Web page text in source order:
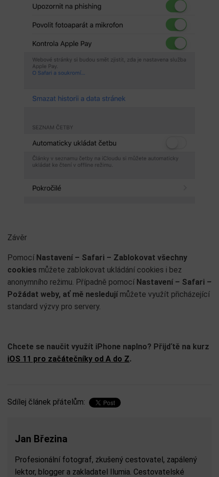
Závěr
Pomocí Nastavení – Safari – Zablokovat všechny
cookies můžete zablokovat ukládání cookies i bez
anonymního režimu. Případně pomocí Nastavení – Safari –
Požádat weby, ať mě nesledujímůžete využít přicházející
standard výzvy pro servery.
Chcete se naučit využít iPhone naplno? Přijďtě na kurz
iOS 11 pro začátečníky od A do Z.
Sdílej článek přátelům:
Jan Březina
Profesionální fotograf, zkušený cestovatel, zapálený
lektor, blogger a zakladatel Ilumia. Cestovatelské